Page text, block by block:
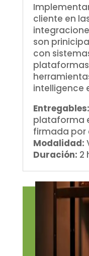
cliente en
son
con
intelligence
Entregables:
plataforma
firmada por
Modalidad:
Duración: 2